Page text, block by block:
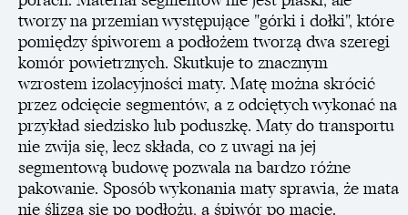
tworzy na przemian występujące "górki i dołki", które
pomiędzy śpiworem a podłożem tworzą dwa szeregi
komór powietrznych. Skutkuje to znacznym
wzrostem izolacyjności maty. Matę można skrócić
przez odcięcie segmentów, a z odciętych wykonać na
przykład siedzisko lub poduszkę. Maty do transportu
nie zwija się, lecz składa, co z uwagi na jej
segmentową budowę pozwala na bardzo różne
pakowanie. Sposób wykonania maty sprawia, że mata
nie ślizga się po podłożu, a śpiwór po macie.